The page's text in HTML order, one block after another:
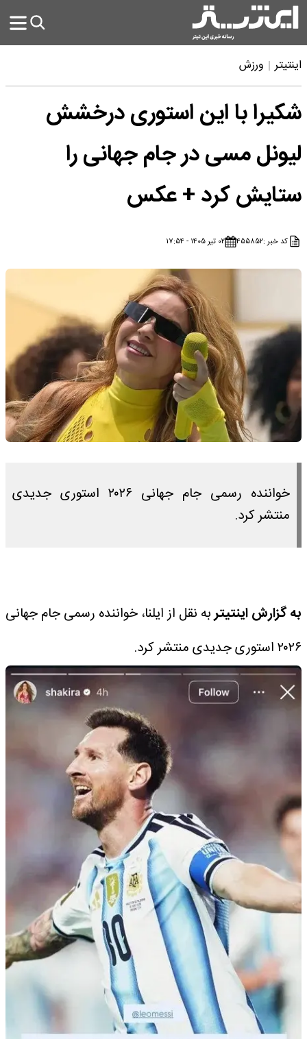
اینتیتر ورزش
شکیرا با این استوری درخشش
لیونل مسی در جام جهانی را
ستایش کرد + عکس
کد خبر :۴۵۵۸۵۲ ۰۲ تیر ۱۴۰۵ - ۱۷:۵۴
خواننده رسمی جام جهانی ۲۰۲۶ استوری جدیدی
منتشر کرد.
به گزارش اینتیتربه نقل از ایلنا، خواننده رسمی جام جهانی
۲۰۲۶ استوری جدیدی منتشر کرد.